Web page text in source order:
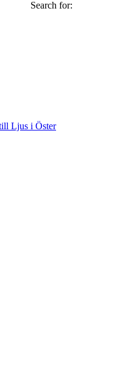
Search for:
Ljus i Öster